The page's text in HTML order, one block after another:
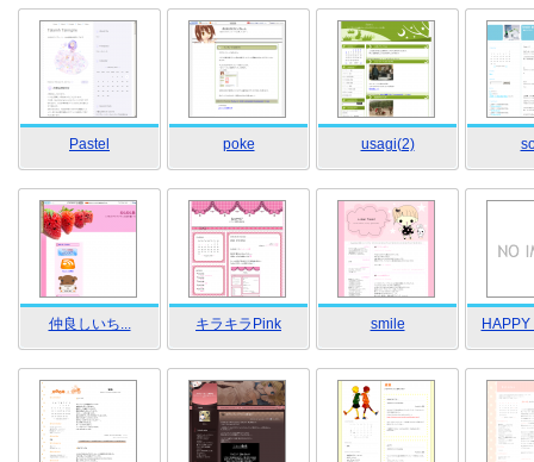
Pastel poke usagi(2)
仲良しいち... キラキラPink smile